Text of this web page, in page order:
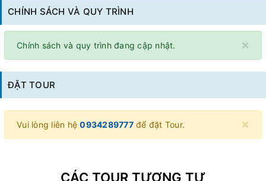
CHÍNH SÁCH VÀ QUY TRÌNH
×
Chính sách và quy trình đang cập nhật.
ĐẶT TOUR
×
Vui lòng liên hệ0934289777để đặt Tour.
CÁC TOUR TƯƠNG TỰ